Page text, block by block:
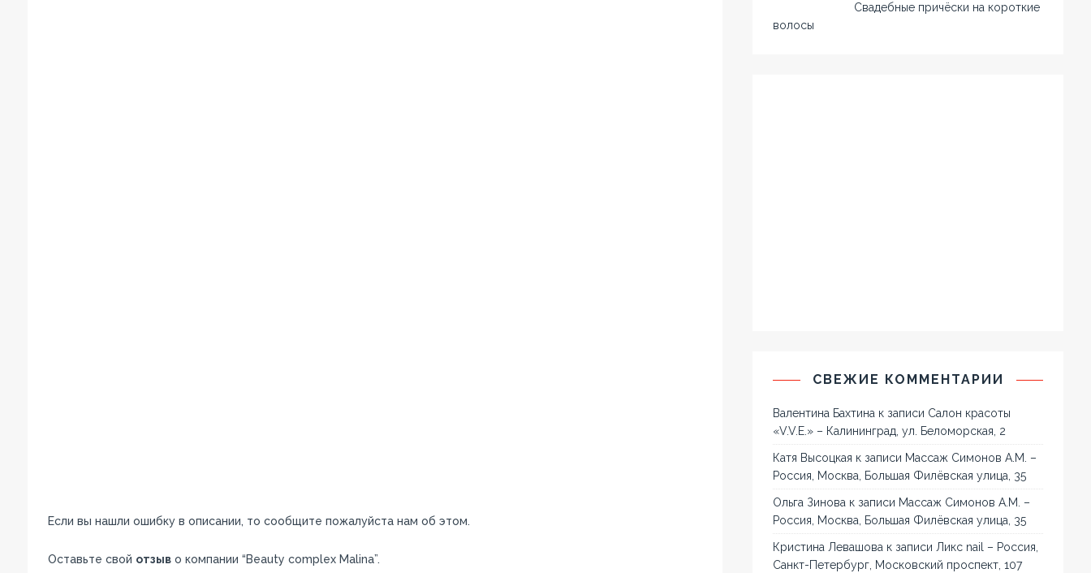
Если вы нашли ошибку в описании, то сообщите пожалуйста нам об этом.
Оставьте свой отзыво компании “Beauty complex Malina”.
Свадебные причёски на короткие
волосы
СВЕЖИЕ КОММЕНТАРИИ
Валентина Бахтина к записи Салон красоты
«V.V.E.» – Калининград, ул. Беломорская, 2
Катя Высоцкая к записи Массаж Симонов А.М. –
Россия, Москва, Большая Филёвская улица, 35
Ольга Зинова к записи Массаж Симонов А.М. –
Россия, Москва, Большая Филёвская улица, 35
Кристина Левашова к записиЛикс nail – Россия,
Санкт-Петербург, Московский проспект, 107